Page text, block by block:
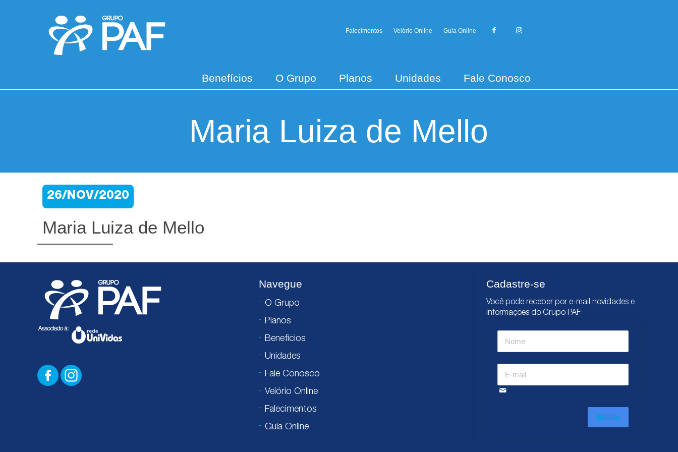
Falecimentos Velório Online Guia Online
Benefícios O Grupo Planos Unidades Fale Conosco
Maria Luiza de Mello
26/NOV/2020
Maria Luiza de Mello
Navegue
O Grupo
Planos
Benefícios
Unidades
Fale Conosco
Velório Online
Falecimentos
Guia Online
Cadastre-se
Você pode receber por e-mail novidades e
informações do Grupo PAF
Enviar